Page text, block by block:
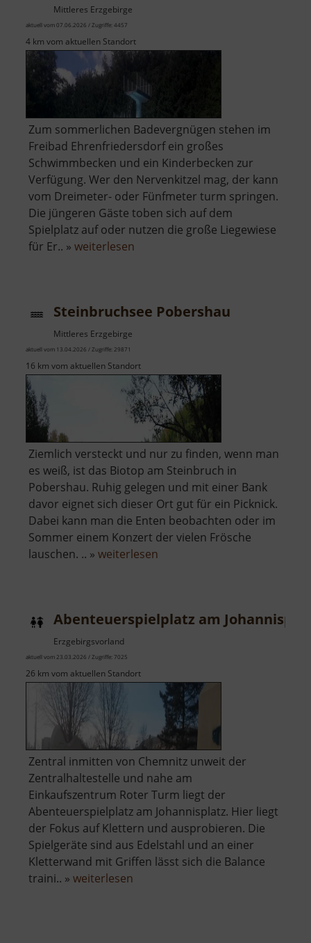
Mittleres Erzgebirge
aktuell vom 07.06.2026 / Zugriffe: 4457
4 km vom aktuellen Standort
Zum sommerlichen Badevergnügen stehen im
Freibad Ehrenfriedersdorf ein großes
Schwimmbecken und ein Kinderbecken zur
Verfügung. Wer den Nervenkitzel mag, der kann
vom Dreimeter- oder Fünfmeter turm springen.
Die jüngeren Gäste toben sich auf dem
Spielplatz auf oder nutzen die große Liegewiese
für Er.. » weiterlesen
Steinbruchsee Pobershau
Mittleres Erzgebirge
aktuell vom 13.04.2026 / Zugriffe: 29871
16 km vom aktuellen Standort
Ziemlich versteckt und nur zu finden, wenn man
es weiß, ist das Biotop am Steinbruch in
Pobershau. Ruhig gelegen und mit einer Bank
davor eignet sich dieser Ort gut für ein Picknick.
Dabei kann man die Enten beobachten oder im
Sommer einem Konzert der vielen Frösche
lauschen. .. » weiterlesen
Abenteuerspielplatz am
Erzgebirgsvorland
aktuell vom 23.03.2026 / Zugriffe: 7025
26 km vom aktuellen Standort
Zentral inmitten von Chemnitz unweit der
Zentralhaltestelle und nahe am
Einkaufszentrum Roter Turm liegt der
Abenteuerspielplatz am Johannisplatz. Hier liegt
der Fokus auf Klettern und ausprobieren. Die
Spielgeräte sind aus Edelstahl und an einer
Kletterwand mit Griffen lässt sich die Balance
traini.. » weiterlesen